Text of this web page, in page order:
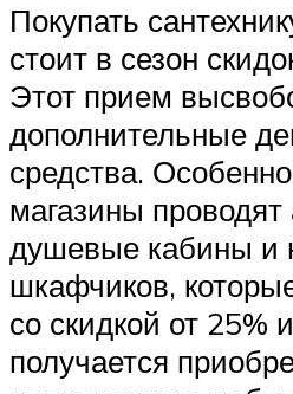
Покупать
стоит в сезон
Этот прием
дополнительные
средства.
магазины проводят
душевые кабины и
шкафчиков,
со скидкой от 25%
получается